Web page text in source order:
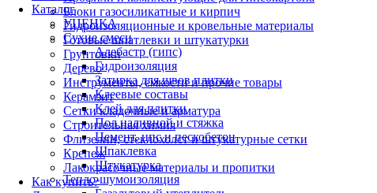
Блоки газосиликатные и кирпич
Гидроизоляционные и кровельные материалы
Готовые шпатлевки и штукатурки
Грунтовки
Дерево
Инструменты, ёмкости и прочие товары
Керамзит
Сетки кладочные и арматура
Строительная химия
Флизелин, стеклохолст и штукатурные сетки
Крепеж
Лакокрасочные материалы и пропитки
Как купить?
Каталог
УЦЕНКА
Сухие смеси
Алебастр (гипс)
Гидроизоляция
Затирка для швов плитки
Клеевые составы
Клей для плитки
Пол наливной и стяжка
Цемент, цпс и пескобетон
Шпаклевка
Штукатурка
Тепло-шумоизоляция